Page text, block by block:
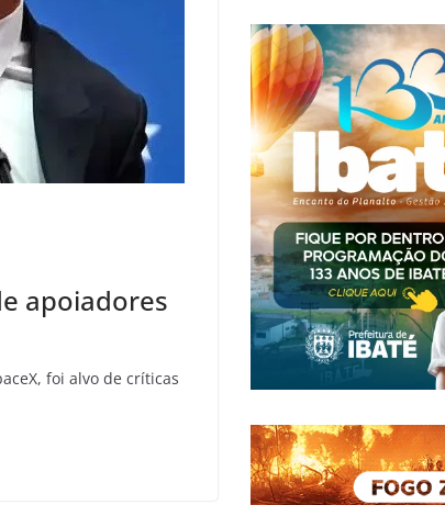
apoiadores
foi alvo de críticas